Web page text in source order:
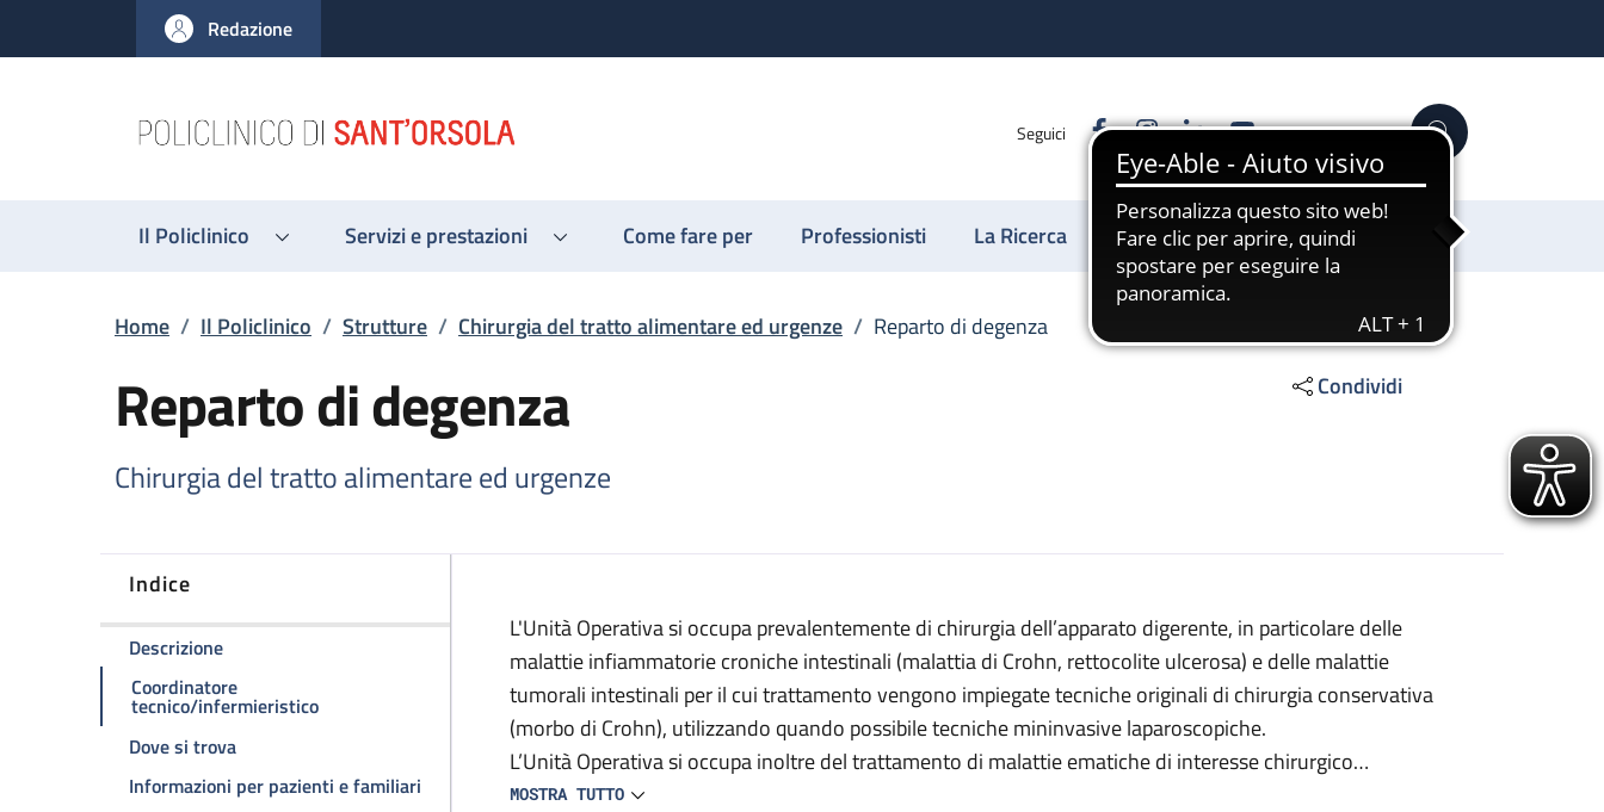
al contenuto principale
to footer content
Redazione
Seguici FacebookInstagram
LinkedinYouTube Cerca
Il Policlinico Servizi e prestazioni Come fare per Professionisti La Ricerca Sostienici
Briciole di pane
Home / Il Policlinico / Strutture / Chirurgia del tratto alimentare ed urgenze / Reparto di degenza
Reparto di degenza
Chirurgia del tratto alimentare ed urgenze
Condividi
Indice
Descrizionedella pagina Reparto di degenza
Coordinatore
tecnico/infermieristicodella pagina Reparto di degenza
Dove si trovadella pagina Reparto di degenza
Informazioni per pazienti e familiari della pagina Reparto di degenza
Descrizione
L'Unità Operativa si occupa prevalentemente di chirurgia dell’apparato digerente, in particolare delle
malattie infiammatorie croniche intestinali (malattia di Crohn, rettocolite ulcerosa) e delle malattie
tumorali intestinali per il cui trattamento vengono impiegate tecniche originali di chirurgia conservativa
(morbo di Crohn), utilizzando quando possibile tecniche mininvasive laparoscopiche.
L’Unità Operativa si occupa inoltre del trattamento di malattie ematiche di interesse chirurgico
(splenectomie) e delle metastasi epatiche sincrone nei tumori intestinali, garantendo un approccio
MOSTRA TUTTO